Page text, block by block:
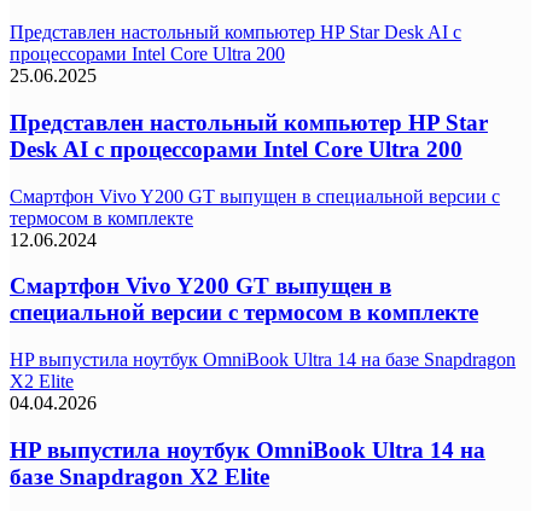
Представлен настольный компьютер HP Star Desk AI с
процессорами Intel Core Ultra 200
25.06.2025
Представлен настольный компьютер HP Star
Desk AI с процессорами Intel Core Ultra 200
Смартфон Vivo Y200 GT выпущен в специальной версии с
термосом в комплекте
12.06.2024
Смартфон Vivo Y200 GT выпущен в
специальной версии с термосом в комплекте
HP выпустила ноутбук OmniBook Ultra 14 на базе Snapdragon
X2 Elite
04.04.2026
HP выпустила ноутбук OmniBook Ultra 14 на
базе Snapdragon X2 Elite